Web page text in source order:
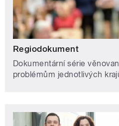
Regiodokument
Dokumentární série
problémům jednotlivých